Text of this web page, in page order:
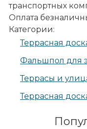
Террасные
Террасная доска
Доска
транспортных
Оплата
Категории:
Террасная
Фальшпол для
Террасы и
Террасная